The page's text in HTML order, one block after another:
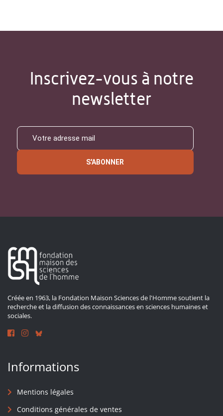
Inscrivez-vous à notre
newsletter
S'ABONNER
Créée en 1963, la Fondation Maison Sciences de l'Homme soutient la
recherche et la diffusion des connaissances en sciences humaines et
sociales.
Informations
Mentions légales
Conditions générales de ventes